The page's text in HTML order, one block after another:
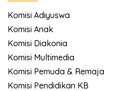
Komisi Adiyuswa
Komisi Anak
Komisi Diakonia
Komisi Multimedia
Komisi Pemuda & Remaja
Komisi Pendidikan KB